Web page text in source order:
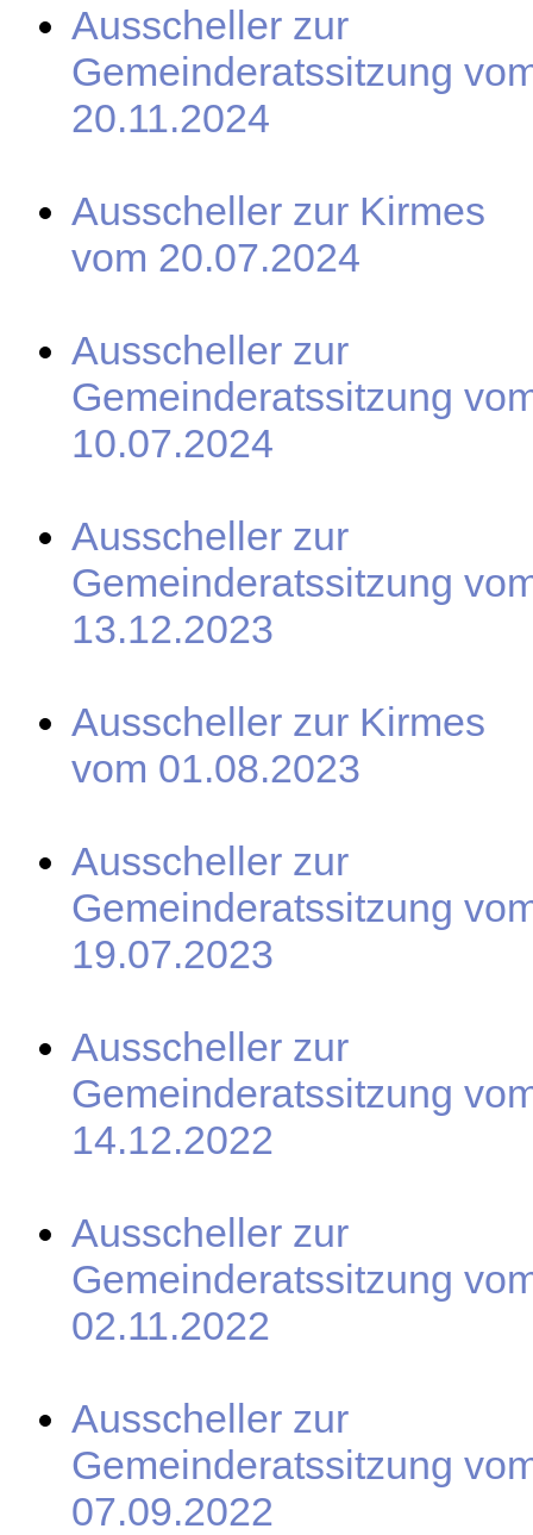
Ausscheller zur
Gemeinderatssitzung
20.11.2024
Ausscheller zur Kirmes
vom 20.07.2024
Ausscheller zur
Gemeinderatssitzung
10.07.2024
Ausscheller zur
Gemeinderatssitzung
13.12.2023
Ausscheller zur Kirmes
vom 01.08.2023
Ausscheller zur
Gemeinderatssitzung
19.07.2023
Ausscheller zur
Gemeinderatssitzung
14.12.2022
Ausscheller zur
Gemeinderatssitzung
02.11.2022
Ausscheller zur
Gemeinderatssitzung
07.09.2022